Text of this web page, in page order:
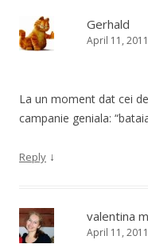
Gerhald
April 11,
La un moment dat cei
campanie geniala:
Reply ↓
valentina
April 11,